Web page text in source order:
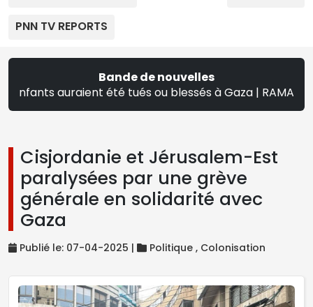
PNN TV REPORTS
Bande de nouvelles
été tués ou blessés à Gaza | RAMALLAH
Cisjordanie et Jérusalem-Est
paralysées par une grève
générale en solidarité avec
Gaza
Publié le: 07-04-2025 | Politique , Colonisation